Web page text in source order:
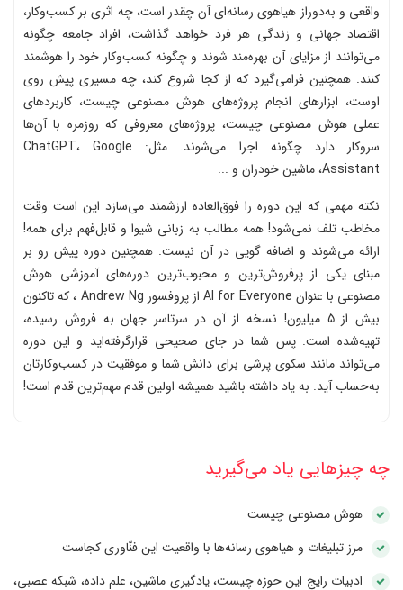
واقعی و به‌دوراز هیاهوی رسانه‌ای آن چقدر است، چه اثری بر کسب‌وکار،
اقتصاد جهانی و زندگی هر فرد خواهد گذاشت، افراد جامعه چگونه
می‌توانند از مزایای آن بهره‌مند شوند و چگونه کسب‌وکار خود را هوشمند
کنند. همچنین فرامی‌گیرد که از کجا شروع کند، چه مسیری پیش روی
اوست، ابزارهای انجام پروژه‌های هوش مصنوعی چیست، کاربردهای
عملی هوش مصنوعی چیست، پروژه‌های معروفی که روزمره با آن‌ها
سروکار دارد چگونه اجرا می‌شوند. مثل: ChatGPT، Google
Assistant، ماشین خودران و ...
نکته مهمی که این دوره را فوق‌العاده ارزشمند می‌سازد این است وقت
مخاطب تلف نمی‌شود! همه مطالب به زبانی شیوا و قابل‌فهم برای همه!
ارائه می‌شوند و اضافه گویی در آن نیست. همچنین دوره پیش رو بر
مبنای یکی از پرفروش‌ترین و محبوب‌ترین دوره‌های آموزشی هوش
مصنوعی با عنوان AI for Everyone از پروفسور Andrew Ng ، که تاکنون
بیش از 5 میلیون! نسخه از آن در سرتاسر جهان به فروش رسیده،
تهیه‌شده است. پس شما در جای صحیحی قرارگرفته‌اید و این دوره
می‌تواند مانند سکوی پرشی برای دانش شما و موفقیت در کسب‌وکارتان
به‌حساب آید. به یاد داشته باشید همیشه اولین قدم مهم‌ترین قدم است!
چه چیزهایی یاد می‌گیرید
هوش مصنوعی چیست
مرز تبلیغات و هیاهوی رسانه‌ها با واقعیت این فنّاوری کجاست
ادبیات رایج این حوزه چیست، یادگیری ماشین، علم داده، شبکه عصبی،